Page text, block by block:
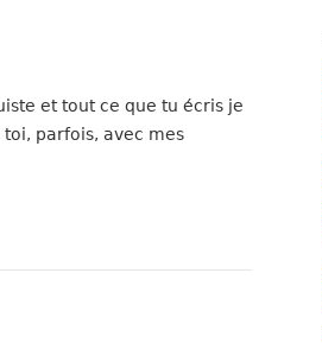
et tout ce que tu écris je
parfois, avec mes